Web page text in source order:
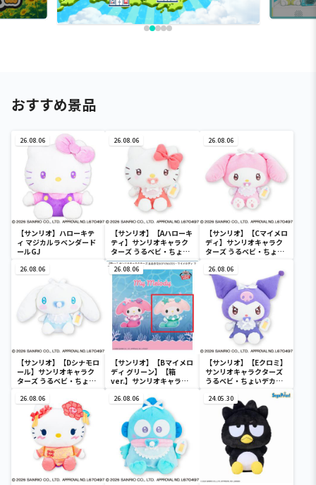
おすすめ景品
26.08.06
【サンリオ】ハローキテ
ィ マジカルラベンダード
ールGJ
26.08.06
【サンリオ】【Aハローキ
ティ】サンリオキャラク
ターズ うるベビ・ちょい
デカドール
26.08.06
【サンリオ】【Cマイメロ
ディ】サンリオキャラク
ターズ うるベビ・ちょい
26.08.06
【サンリオ】【Dシナモロ
ール】サンリオキャラク
ターズ うるベビ・ちょい
26.08.06
【サンリオ】【Bマイメロ
ディ グリーン】【箱
ver.】サンリオキャラク
SOFVIMATES～マイメロ
ディ マーメイドver. ～
26.08.06
【サンリオ】【Eクロミ】
サンリオキャラクターズ
うるベビ・ちょいデカド
26.08.06 26.08.06 24.05.30